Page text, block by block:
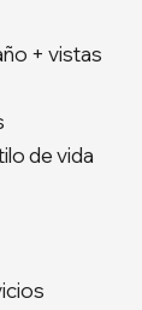
+ vistas
de vida